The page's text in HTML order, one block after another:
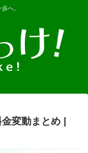
へ。
変動まとめ |